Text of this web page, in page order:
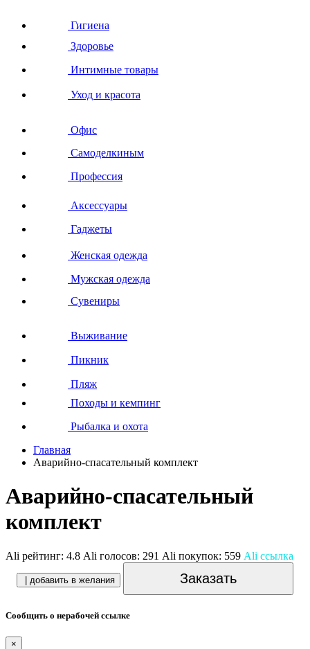
Гигиена
Здоровье
Интимные товары
Уход и красота
Офис
Самоделкиным
Профессия
Аксессуары
Гаджеты
Женская одежда
Мужская одежда
Сувениры
Выживание
Пикник
Пляж
Походы и кемпинг
Рыбалка и охота
Главная
Аварийно-спасательный комплект
Аварийно-спасательный
комплект
Ali рейтинг: 4.8 Ali голосов: 291 Ali покупок: 559 Ali ссылка
| добавить в желания Заказать
Сообщить о нерабочей ссылке
×